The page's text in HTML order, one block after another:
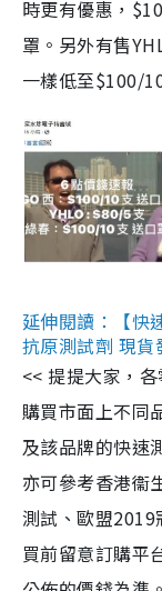
時更有優惠，
罩。另外有售
一樣低至$100/
延伸閱讀：【快
抗原測試劑 現
<< 提提大家，
購買市面上不同
及該品牌的快速
亦可參考香港衞
測試、歐盟
買前留意訂購平